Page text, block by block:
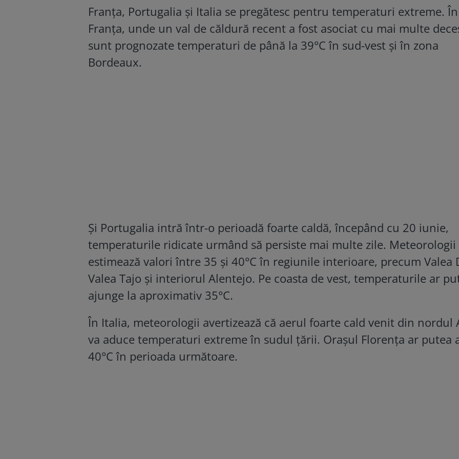
Franța, Portugalia și Italia se pregătesc pentru temperaturi extreme. În
Franța, unde un val de căldură recent a fost asociat cu mai multe
sunt prognozate temperaturi de până la 39°C în sud-vest și în zona
Bordeaux.
Și Portugalia intră într-o perioadă foarte caldă, începând cu 20 iunie,
temperaturile ridicate urmând să persiste mai multe zile. Meteorologii
estimează valori între 35 și 40°C în regiunile interioare, precum Valea
Valea Tajo și interiorul Alentejo. Pe coasta de vest, temperaturile ar
ajunge la aproximativ 35°C.
În Italia, meteorologii avertizează că aerul foarte cald venit din nordul
va aduce temperaturi extreme în sudul țării. Orașul Florența ar putea
40°C în perioada următoare.